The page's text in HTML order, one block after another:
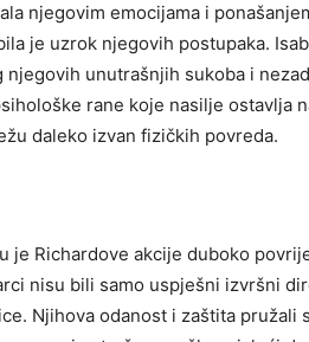
njegovim emocijama i
je uzrok njegovih postupaka.
unutrašnjih sukoba i
rane koje nasilje ostavlja
daleko izvan fizičkih povreda.
je Richardove akcije duboko
nisu bili samo uspješni izvršni
Njihova odanost i zaštita pružali